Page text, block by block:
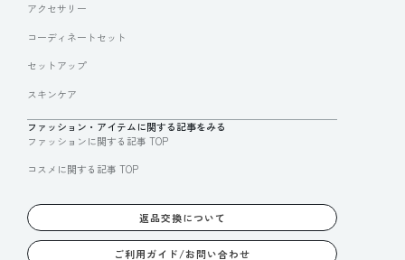
アクセサリー
コーディネートセット
セットアップ
スキンケア
ファッション・アイテムに関する記事をみる
ファッションに関する記事 TOP
コスメに関する記事 TOP
返品交換について
ご利用ガイド/お問い合わせ